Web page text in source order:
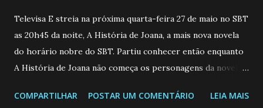
Televisa E streia na próxima quarta-feira 27 de maio no SBT
as 20h45 da noite, A História de Joana, a mais nova novela
do horário nobre do SBT. Partiu conhecer então enquanto
A História de Joana não começa os personagens da novela?
de 25/05/26 a 31/05/26 JOANA GUADALUPE (Camila
COMPARTILHAR POSTAR UM COMENTÁRIO LEIA MAIS